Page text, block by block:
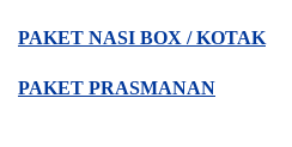
PAKET NASI BOX / KOTAK
PAKET PRASMANAN